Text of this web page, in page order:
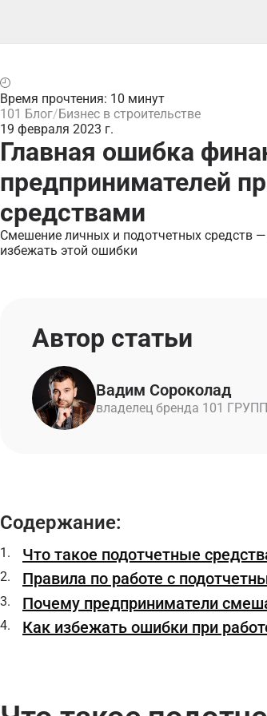
Время прочтения: 10 минут
101 Блог Бизнес в строительстве
19 февраля 2023 г.
Главная ошибка
предпринимателей
средствами
Смешение личных и подотчетных средств
избежать этой ошибки
Автор статьи
Вадим Сороколад
владелец бренда 101 ГРУПП
Содержание:
Что такое подотчетные
Правила по работе с
Почему предприниматели
Как избежать ошибки при